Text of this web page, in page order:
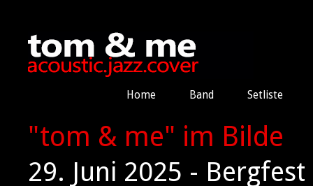
Home Band Setliste
"tom & me" im Bilde
29. Juni 2025 -